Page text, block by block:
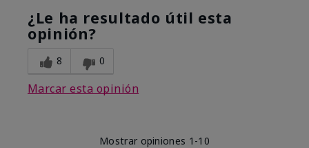
¿Le ha resultado útil esta
opinión?
8 0
Marcar esta opinión
Mostrar opiniones 1-10